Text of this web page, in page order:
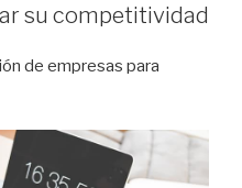
su competitividad
de empresas para